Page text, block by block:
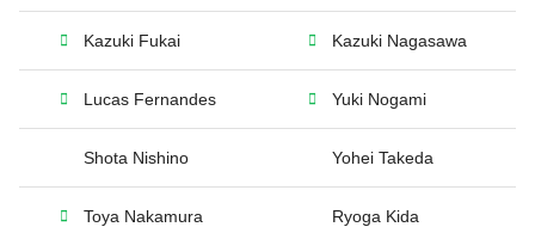
Kazuki Fukai Kazuki Nagasawa
Lucas Fernandes Yuki Nogami
Shota Nishino Yohei Takeda
Toya Nakamura Ryoga Kida